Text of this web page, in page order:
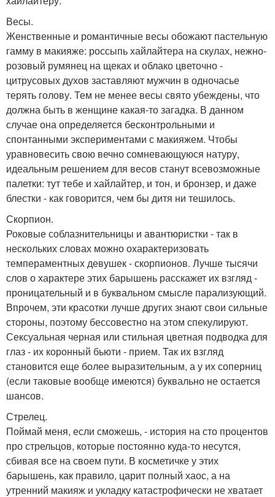
Весы.
Женственные и романтичные весы обожают пастельную
гамму в макияже: россыпь хайлайтера на скулах, нежно-
розовый румянец на щеках и облако цветочно -
цитрусовых духов заставляют мужчин в одночасье
терять голову. Тем не менее весы свято убеждены, что
должна быть в женщине какая-то загадка. В данном
случае она определяется бесконтрольными и
спонтанными экспериментами с макияжем. Чтобы
уравновесить свою вечно сомневающуюся натуру,
идеальным решением для весов станут всевозможные
палетки: тут тебе и хайлайтер, и тон, и бронзер, и даже
блестки - как говорится, чем бы дитя ни тешилось.
Скорпион.
Роковые соблазнительницы и авантюристки - так в
нескольких словах можно охарактеризовать
темпераментных девушек - скорпионов. Лучше тысячи
слов о характере этих барышень расскажет их взгляд -
проницательный и в буквальном смысле парализующий.
Впрочем, эти красотки лучше других знают свои сильные
стороны, поэтому бессовестно на этом спекулируют.
Сексуальная черная или стильная цветная подводка для
глаз - их коронный бьюти - прием. Так их взгляд
становится еще более выразительным, а у их соперниц
(если таковые вообще имеются) буквально не остается
шансов.
Стрелец.
Поймай меня, если сможешь, - история на сто процентов
про стрельцов, которые постоянно куда-то несутся,
сбивая все на своем пути. В косметичке у этих
барышень, как правило, царит полный хаос, а на
утренний макияж и укладку катастрофически не хватает